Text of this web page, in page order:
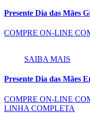
Presente Dia das Mães
COMPRE ON-LINE
SAIBA MAIS
Presente Dia das Mães
COMPRE ON-LINE
LINHA COMPLETA